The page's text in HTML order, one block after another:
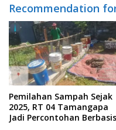
Recommendation
Pemilahan Sampah Sejak
2025, RT 04 Tamangapa
Jadi Percontohan Berbasis